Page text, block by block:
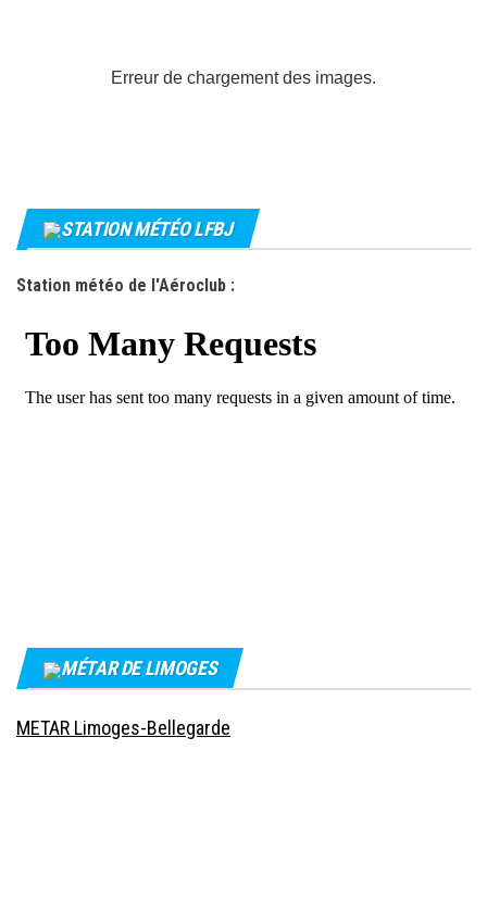
Erreur de chargement des images.
STATION MÉTÉO LFBJ
Station météo de l'Aéroclub :
MÉTAR DE LIMOGES
METAR Limoges-Bellegarde